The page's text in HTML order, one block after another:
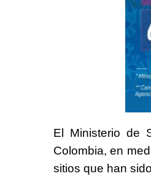
El Ministerio de
Colombia, en
sitios que han